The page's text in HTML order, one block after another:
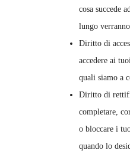
cosa succede
lungo
Diritto di
accedere ai
quali siamo a
Diritto di
completare,
o bloccare i
quando lo